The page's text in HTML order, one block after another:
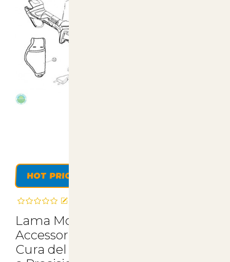
HOT PRICE
Lama Mobile per Forbici KV360 -
Accessorio Professionale per la
Cura del Tuo Giardino | Comfort